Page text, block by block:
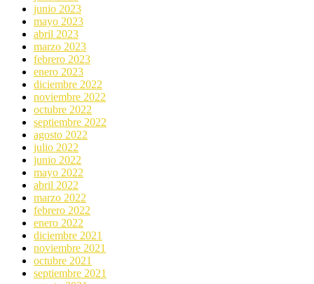
junio 2023
mayo 2023
abril 2023
marzo 2023
febrero 2023
enero 2023
diciembre 2022
noviembre 2022
octubre 2022
septiembre 2022
agosto 2022
julio 2022
junio 2022
mayo 2022
abril 2022
marzo 2022
febrero 2022
enero 2022
diciembre 2021
noviembre 2021
octubre 2021
septiembre 2021